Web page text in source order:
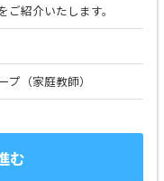
ご紹介いたします。
プ（家庭教師）
む